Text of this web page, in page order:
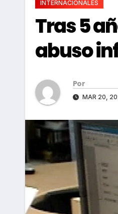
INTERNACIONALES
Tras 5
abuso
Por
MAR 20,